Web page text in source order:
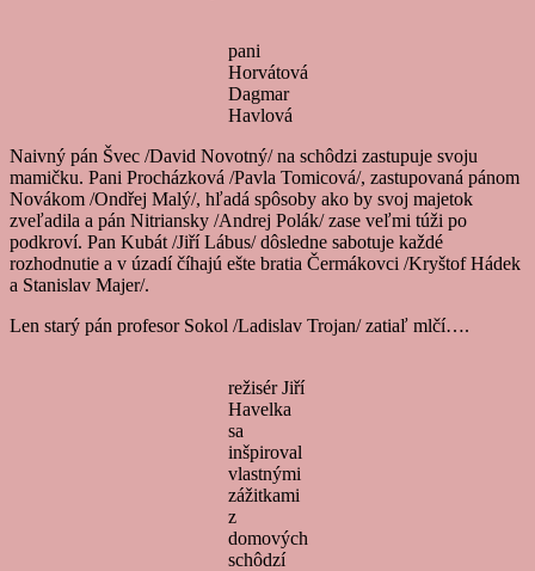
pani
Horvátová
Dagmar
Havlová
Naivný pán Švec /David Novotný/ na schôdzi zastupuje svoju
mamičku. Pani Procházková /Pavla Tomicová/, zastupovaná pánom
Novákom /Ondřej Malý/, hľadá spôsoby ako by svoj majetok
zveľadila a pán Nitriansky /Andrej Polák/ zase veľmi túži po
podkroví. Pan Kubát /Jiří Lábus/ dôsledne sabotuje každé
rozhodnutie a v úzadí číhajú ešte bratia Čermákovci /Kryštof Hádek
a Stanislav Majer/.
Len starý pán profesor Sokol /Ladislav Trojan/ zatiaľ mlčí….
režisér Jiří
Havelka
sa
inšpiroval
vlastnými
zážitkami
z
domových
schôdzí